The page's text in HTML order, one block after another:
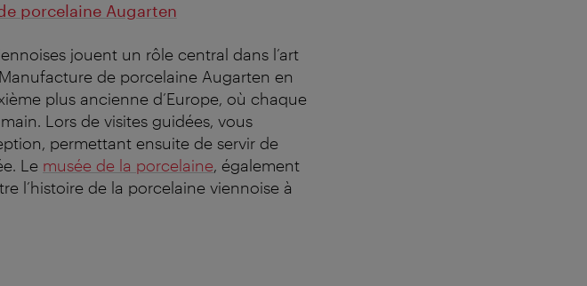
porcelaine Augarten
jouent un rôle central dans l’art
de porcelaine Augarten en
plus ancienne d’Europe, où chaque
Lors de visites guidées, vous
permettant ensuite de servir de
Le musée de la porcelaine, également
l’histoire de la porcelaine viennoise à